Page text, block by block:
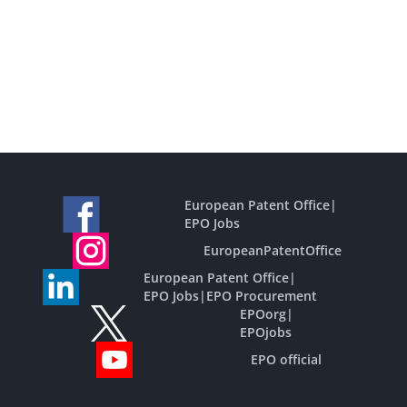
European Patent Office|
EPO Jobs
EuropeanPatentOffice
European Patent Office|
EPO Jobs| EPO Procurement
EPOorg|
EPOjobs
EPO official